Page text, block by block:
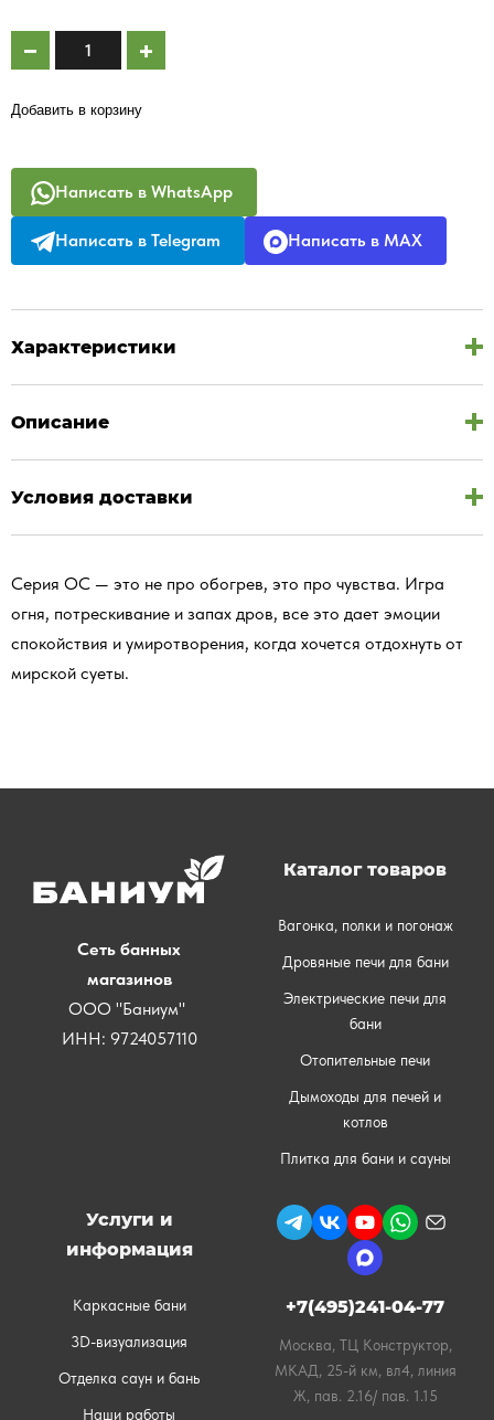
Добавить в корзину
Написать в WhatsApp
Написать в Telegram Написать в MAX
Характеристики
Описание
Условия доставки
Серия ОС — это не про обогрев, это про чувства. Игра
огня, потрескивание и запах дров, все это дает эмоции
спокойствия и умиротворения, когда хочется отдохнуть от
мирской суеты.
Сеть банных
магазинов
ООО "Баниум"
ИНН: 9724057110
Каталог товаров
Вагонка, полки и погонаж
Дровяные печи для бани
Электрические печи для
бани
Отопительные печи
Дымоходы для печей и
котлов
Плитка для бани и сауны
Услуги и
информация
Каркасные бани
3D-визуализация
Отделка саун и бань
Наши работы
+7(495)241-04-77
Москва, ТЦ Конструктор,
МКАД, 25-й км, вл4, линия
Ж, пав. 2.16/ пав. 1.15